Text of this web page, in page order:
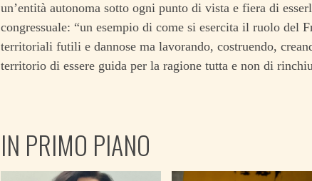
un’entità autonoma sotto ogni punto di vista e fiera di
congressuale: “un esempio di come si esercita il ruolo del
territoriali futili e dannose ma lavorando, costruendo,
territorio di essere guida per la ragione tutta e non di
IN PRIMO PIANO